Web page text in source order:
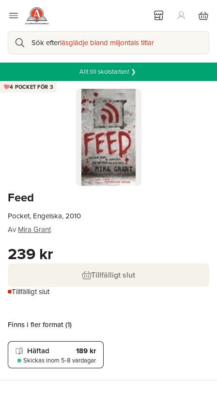
Sök efterläsglädje bland miljontals titlar
Allt till skolstarten! ❯
Feed
4 POCKET FÖR 3
Pocket, Engelska, 2010
Av Mira Grant
239 kr
Tillfälligt slut
Tillfälligt slut
Finns i fler format (1)
Häftad 189 kr
Skickas inom 5-8 vardagar